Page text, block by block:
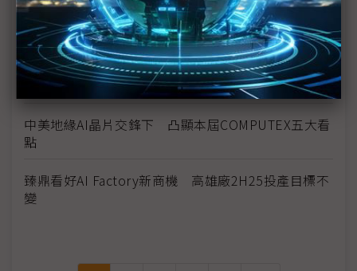
Synaptics副總裁：多元產品、自主IP助攻自家MCU
卡位邊緣AI
HDMI執行長：HDMI 2.2可成為助AI普及的基礎
中美地緣AI晶片交鋒下 凸顯本屆COMPUTEX五大看
點
臻鼎看好AI Factory新商機 高雄廠2H25投產目標不
變